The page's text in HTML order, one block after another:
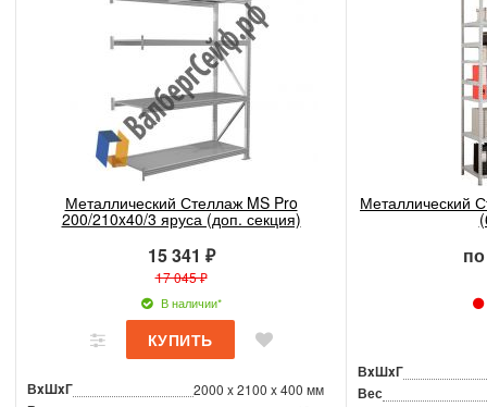
Металлический Стеллаж MS Pro
200/210x40/3 яруса (доп. секция)
15 341 ₽
17 045 ₽
В наличии*
ВxШxГ 2000 x 2100 x 400 мм
Металлический
ВxШxГ
Вес